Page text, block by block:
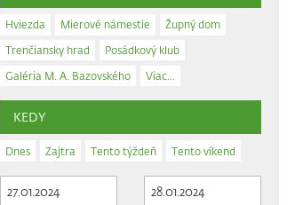
Hviezda Mierové námestie
Župný dom
Trenčiansky hrad
Posádkový klub
Galéria M. A. Bazovského
Viac...
KEDY
Dnes Zajtra Tento týždeň Tento víkend